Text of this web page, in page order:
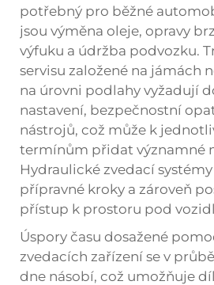
potřebný pro běžné
jsou výměna oleje, opravy
výfuku a údržba podvozku.
servisu založené na jámách
na úrovni podlahy vyžadují
nastavení, bezpečnostní
nástrojů, což může k
termínům přidat významné
Hydraulické zvedací
přípravné kroky a zároveň
přístup k prostoru pod
Úspory času dosažené
zvedacích zařízení se v
dne násobí, což umožňuje